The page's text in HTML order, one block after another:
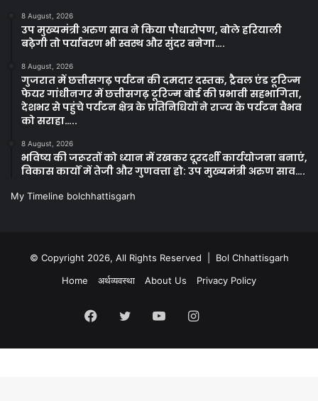
8 August, 2026
उप मुख्यमंत्री अरुण साव ने किया पौधारोपण, बोले हरियाली
बढ़ेगी तो पर्यावरण भी स्वस्थ और सुंदर बनेगा….
8 August, 2026
गुजरात में छत्तीसगढ़ पर्यटन की दमदार दस्तक, ट्रैवल एंड टूरिज्म
फेयर गांधीनगर में छत्तीसगढ़ टूरिज्म बोर्ड की प्रभावी सहभागिता,
देशभर से पहुंचे पर्यटन क्षेत्र के प्रतिनिधियों ने राज्य के पर्यटन वैभव
को सराहा…..
8 August, 2026
भविष्य की जरूरतों को ध्यान में रखकर दूरदर्शी कार्ययोजना बनाएं,
विकास कार्यों में तेजी और गुणवत्ता हो: उप मुख्यमंत्री अरुण साव….
My Timeline bolchhattisgarh
© Copyright 2026, All Rights Reserved | Bol Chhattisgarh
Home
अर्थव्यवस्था About Us Privacy Policy
Facebook
Twitter YouTubeInstagram